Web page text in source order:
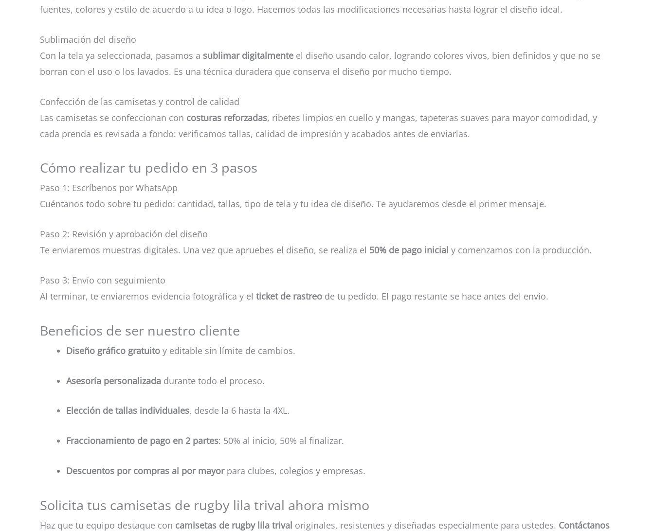
fuentes, colores y estilo de acuerdo a tu idea o logo. Hacemos todas las modificaciones necesarias hasta lograr el diseño ideal.
Sublimación del diseño
Con la tela ya seleccionada, pasamos a sublimar digitalmente el diseño usando calor, logrando colores vivos, bien definidos y que no se
borran con el uso o los lavados. Es una técnica duradera que conserva el diseño por mucho tiempo.
Confección de las camisetas y control de calidad
Las camisetas se confeccionan con costuras reforzadas, ribetes limpios en cuello y mangas, tapeteras suaves para mayor comodidad, y
cada prenda es revisada a fondo: verificamos tallas, calidad de impresión y acabados antes de enviarlas.
Cómo realizar tu pedido en 3 pasos
Paso 1: Escríbenos por WhatsApp
Cuéntanos todo sobre tu pedido: cantidad, tallas, tipo de tela y tu idea de diseño. Te ayudaremos desde el primer mensaje.
Paso 2: Revisión y aprobación del diseño
Te enviaremos muestras digitales. Una vez que apruebes el diseño, se realiza el 50% de pago inicial y comenzamos con la producción.
Paso 3: Envío con seguimiento
Al terminar, te enviaremos evidencia fotográfica y el ticket de rastreo de tu pedido. El pago restante se hace antes del envío.
Beneficios de ser nuestro cliente
Diseño gráfico gratuito y editable sin límite de cambios.
Asesoría personalizada durante todo el proceso.
Elección de tallas individuales, desde la 6 hasta la 4XL.
Fraccionamiento de pago en 2 partes: 50% al inicio, 50% al finalizar.
Descuentos por compras al por mayorpara clubes, colegios y empresas.
Solicita tus camisetas de rugby lila trival ahora mismo
Haz que tu equipo destaque con camisetas de rugby lila trival originales, resistentes y diseñadas especialmente para ustedes. Contáctanos